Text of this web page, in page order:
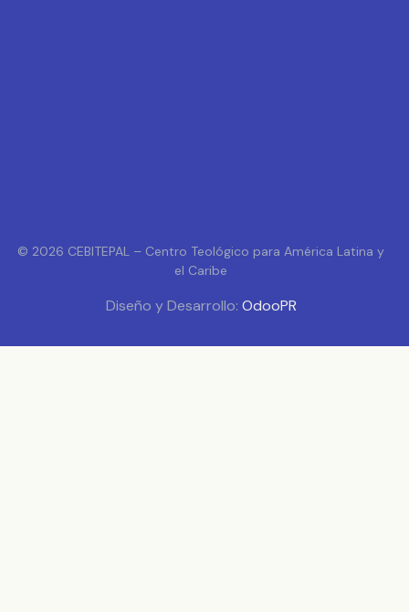
© 2026 CEBITEPAL – Centro Teológico para América Latina y
el Caribe
Diseño y Desarrollo: OdooPR